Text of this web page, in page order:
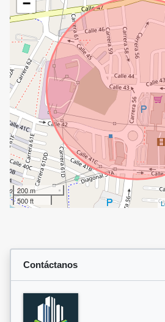
−
200 m
500 ft
Contáctanos